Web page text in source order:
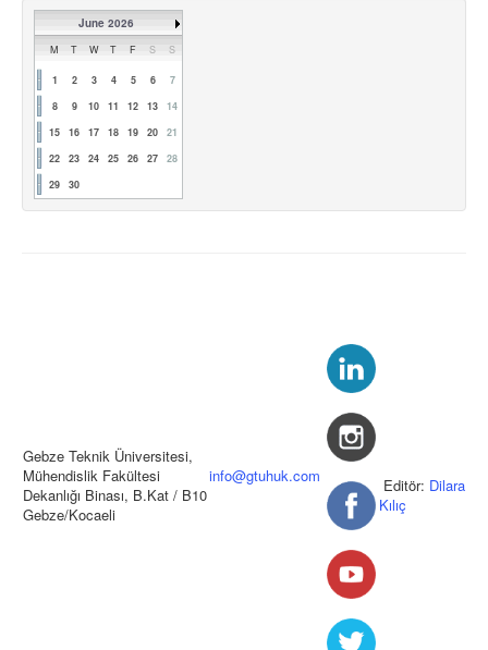
June 2026
M T W T F S S
1 2 3 4 5 6
7
8
9 10 11 12 13
14
15
16 17 18 19 20
21
22
23 24 25 26 27
28
29
30
Gebze Teknik Üniversitesi,
Mühendislik Fakültesi
Dekanlığı Binası, B.Kat / B10
Gebze/Kocaeli
info@gtuhuk.com Editör: Dilara
Kılıç